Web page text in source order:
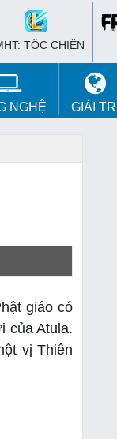
TỐC CHIẾN
NGHỆ GIẢI TRÍ
giáo có
của Atula.
vị Thiên